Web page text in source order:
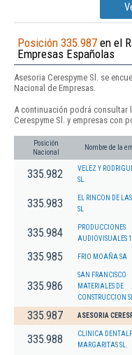
Posición 335.987 en el
Empresas Españolas
Asesoria Cerespyme Sl. se
Nacional de Empresas.
A continuación podrá consultar
Cerespyme Sl. y empresas con
Posición
Nacional
Nombre de la
335.982
VELEZ Y
SL.
335.983
EL RINCON DE
SL
335.984
PRODUCCIONES
AUDIOVISUALES
335.985 FRIO MOAÑA SA
335.986
SAN FRANCISCO
MATERIALES DE
CONSTRUCCION SL
335.987 ASESORIA
335.988
CLINICA
MARGARITAS SL.